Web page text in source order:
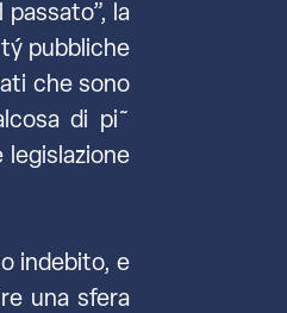
la
pubbliche
che sono
di pi˜
indebito, e
una sfera